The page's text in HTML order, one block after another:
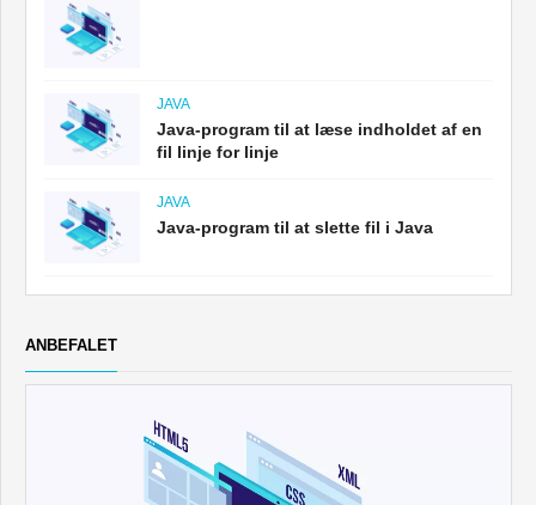
JAVA
Java-program til at læse indholdet af en
fil linje for linje
JAVA
Java-program til at slette fil i Java
ANBEFALET